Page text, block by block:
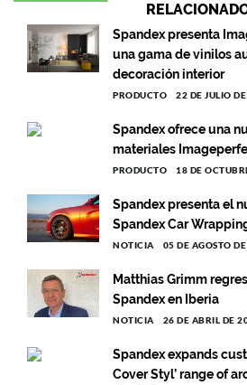
Spandex presenta
una gama de vinilos
decoración interior
PRODUCTO 22 DE JULIO
Spandex ofrece una
materiales
PRODUCTO 18 DE
Spandex presenta el
Spandex Car
NOTICIA 05 DE AGOSTO
Matthias Grimm
Spandex en Iberia
NOTICIA 26 DE ABRIL DE
Spandex expands
Cover Styl’ range of